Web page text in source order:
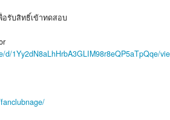
อรับสิทธิ์เข้าทดสอบ
d/1Yy2dN8aLhHrbA3GLIM98r8eQP5aTpQqe/